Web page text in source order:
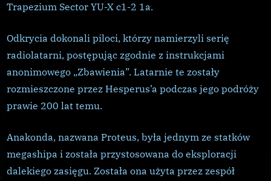
Trapezium Sector YU-X c1-2 1a.
Odkrycia dokonali piloci, którzy namierzyli serię
radiolatarni, postępując zgodnie z instrukcjami
anonimowego „Zbawienia”. Latarnie te zostały
rozmieszczone przez Hesperus’a podczas jego podróży
prawie 200 lat temu.
Anakonda, nazwana Proteus, była jednym ze statków
megashipa i została przystosowana do eksploracji
dalekiego zasięgu. Została ona użyta przez zespół